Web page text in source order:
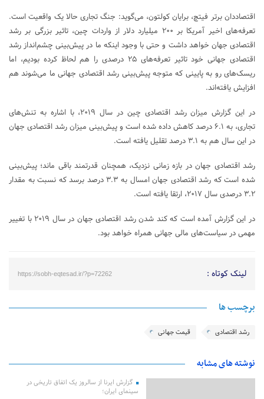
اقتصاددان برتر فیتچ، برایان کولتون، می‌گوید: جنگ تجاری حالا یک واقعیت است.
تعرفه‌های اخیر آمریکا بر ۲۰۰ میلیارد دلار از واردات چین، تاثیر بزرگی بر رشد
اقتصادی جهان خواهد داشت و حتی با وجود اینکه ما در پیش‌بینی چشم‌انداز رشد
اقتصادی جهانی خود تاثیر تعرفه‌های ۲۵ درصدی را هم لحاظ کرده بودیم، اما
ریسک‌های رو به پایینی که متوجه پیش‌بینی رشد اقتصادی جهانی ما می‌شوند هم
افزایش یافته‌اند.
در این گزارش میزان رشد اقتصادی چین در سال ۲۰۱۹، با اشاره به تنش‌های
تجاری، به ۶.۱ درصد کاهش داده شده است و پیش‌بینی میزان رشد اقتصادی جهان
در این سال هم به ۳.۱ درصد تقلیل یافته است.
رشد اقتصادی جهان در بازه زمانی نزدیک، همچنان قدرتمند باقی ماند؛ پیش‌بینی
شده است که رشد اقتصادی جهان امسال به ۳.۳ درصد برسد که نسبت به مقدار
۳.۲ درصدی سال ۲۰۱۷، ارتقا یافته است.
در این گزارش آمده است که کند شدن رشد اقتصادی جهان در سال ۲۰۱۹ با تغییر
مهمی در سیاست‌های مالی جهانی همراه خواهد بود.
لینک کوتاه : https://sobh-eqtesad.ir/?p=72262
برچسب ها
رشد اقتصادی قیمت جهانی
نوشته های مشابه
گزارش ایرنا از سالروز یک اتفاق تاریخی در
سینمای ایران؛